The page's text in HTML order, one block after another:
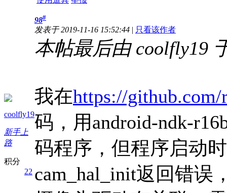
coolfly19
新手上
路
积分
22
98#
发表于 2019-11-16 15:52:44 | 只看该作者
本帖最后由 coolfly19
我在https://
码，用android-ndk-
码程序，但程序启动
cam_hal_init返回错误